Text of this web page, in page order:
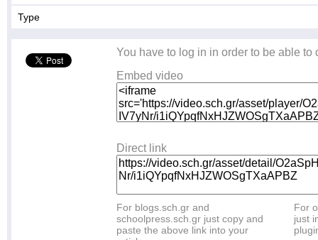
Type
You have to log in in order to be able to
Embed video
Direct link
For blogs.sch.gr and
schoolpress.sch.gr just copy and
paste the above link into your
For
just